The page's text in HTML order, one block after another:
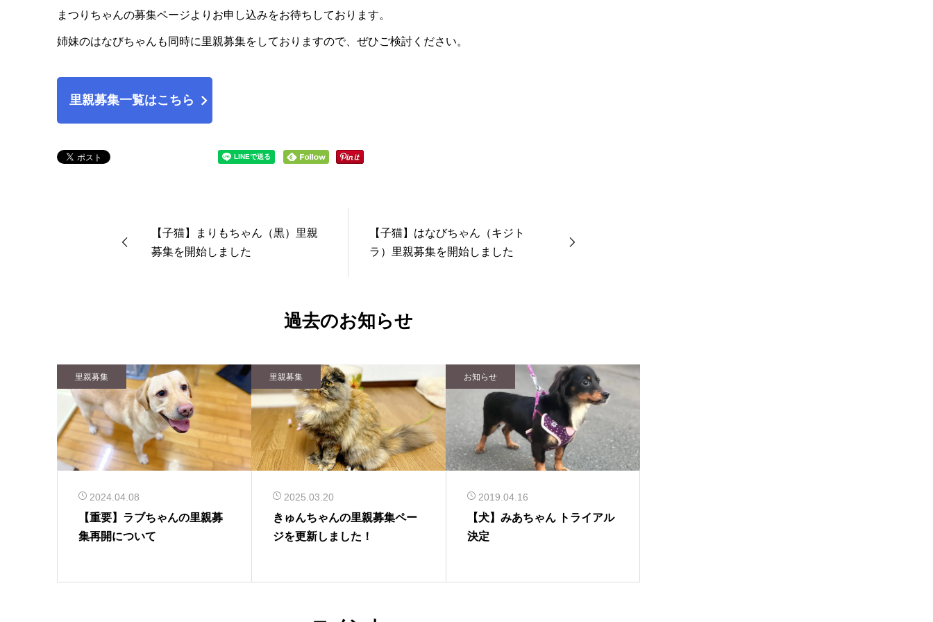
まつりちゃんの募集ページよりお申し込みをお待ちしております。
姉妹のはなびちゃんも同時に里親募集をしておりますので、ぜひご検討ください。
里親募集一覧はこちら
【子猫】まりもちゃん（黒）里親
募集を開始しました
【子猫】はなびちゃん（キジト
ラ）里親募集を開始しました
過去のお知らせ
里親募集
2024.04.08
【重要】ラブちゃんの里親募
集再開について
里親募集
2025.03.20
きゅんちゃんの里親募集ペー
ジを更新しました！
お知らせ
2019.04.16
【犬】みあちゃん トライアル
決定